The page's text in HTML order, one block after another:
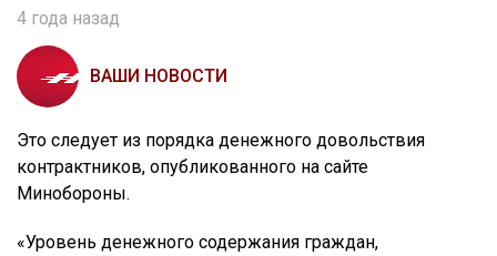
4 года назад
ВАШИ НОВОСТИ
Это следует из порядка денежного довольствия
контрактников, опубликованного на сайте
Минобороны.
«Уровень денежного содержания граждан,